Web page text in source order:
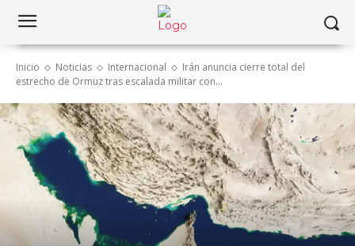
Inicio Noticias Internacional
Irán anuncia cierre total del
estrecho de Ormuz tras escalada militar con...